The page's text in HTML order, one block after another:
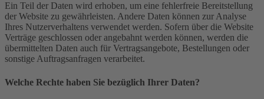
Ein Teil der Daten wird erhoben, um eine fehlerfreie Bereitstellung
der Website zu gewährleisten. Andere Daten können zur Analyse
Ihres Nutzerverhaltens verwendet werden. Sofern über die Website
Verträge geschlossen oder angebahnt werden können, werden die
übermittelten Daten auch für Vertragsangebote, Bestellungen oder
sonstige Auftragsanfragen verarbeitet.
Welche Rechte haben Sie bezüglich Ihrer Daten?